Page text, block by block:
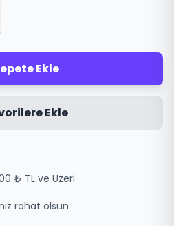
Ekle
Ekle
₺ TL ve Üzeri
rahat olsun